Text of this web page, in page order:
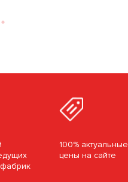
100% актуальные
цены на сайте